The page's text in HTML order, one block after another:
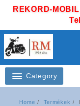
REKORD-
Category
Home Termékek